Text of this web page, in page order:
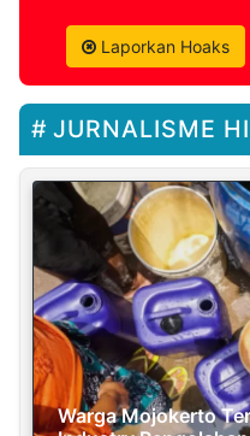
Laporkan Hoaks
JURNALISME
Warga Mojokerto